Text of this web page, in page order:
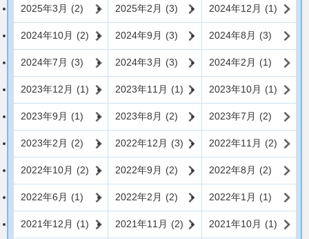
2025年3月 (2) 2025年2月 (3) 2024年12月 (1)
2024年10月 (2) 2024年9月 (3) 2024年8月 (3)
2024年7月 (3) 2024年3月 (3) 2024年2月 (1)
2023年12月 (1) 2023年11月 (1) 2023年10月 (1)
2023年9月 (1) 2023年8月 (2) 2023年7月 (2)
2023年2月 (2) 2022年12月 (3) 2022年11月 (2)
2022年10月 (2) 2022年9月 (2) 2022年8月 (2)
2022年6月 (1) 2022年2月 (2) 2022年1月 (1)
2021年12月 (1) 2021年11月 (2) 2021年10月 (1)